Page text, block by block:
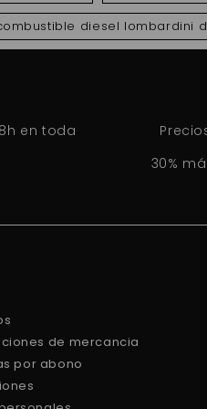
diesel lombardini
en toda
30%
de mercancia
por abono